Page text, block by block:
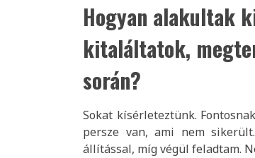
Hogyan alakultak
kitaláltatok,
során?
Sokat kísérleteztünk.
persze van, ami nem
állítással, míg végül feladtam.